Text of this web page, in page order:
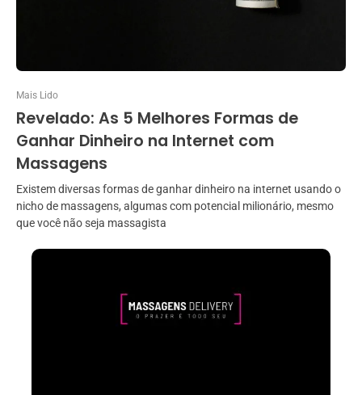
Mais Lido
Revelado: As 5 Melhores Formas de
Ganhar Dinheiro na Internet com
Massagens
Existem diversas formas de ganhar dinheiro na internet usando o
nicho de massagens, algumas com potencial milionário, mesmo
que você não seja massagista